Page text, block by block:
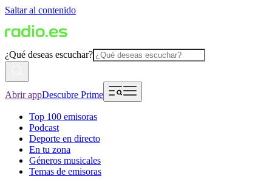
Saltar al contenido
¿Qué deseas escuchar?
Abrir appDescubre Prime
Top 100 emisoras
Podcast
Deporte en directo
En tu zona
Géneros musicales
Temas de emisoras